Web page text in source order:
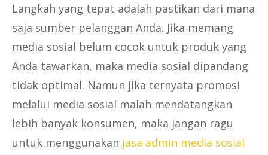
Langkah yang tepat adalah pastikan dari mana
saja sumber pelanggan Anda. Jika memang
media sosial belum cocok untuk produk yang
Anda tawarkan, maka media sosial dipandang
tidak optimal. Namun jika ternyata promosi
melalui media sosial malah mendatangkan
lebih banyak konsumen, maka jangan ragu
untuk menggunakan jasa admin media sosial